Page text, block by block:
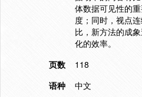
体数据可见性的
度；同时，视点
比，新方法的成
化的效率。
页数
118
语种
中文